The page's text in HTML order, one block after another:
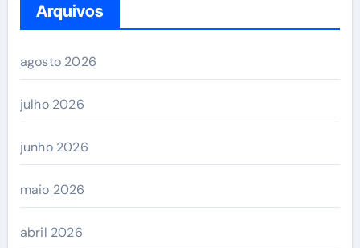
Arquivos
agosto 2026
julho 2026
junho 2026
maio 2026
abril 2026